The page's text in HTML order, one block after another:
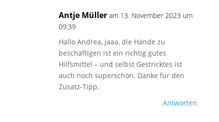
Antje Müller am 13. November 2023 um
09:39
Hallo Andrea, jaaa, die Hände zu
beschäftigen ist ein richtig gutes
Hilfsmittel – und selbst Gestricktes ist
auch noch superschön. Danke für den
Zusatz-Tipp.
Antworten